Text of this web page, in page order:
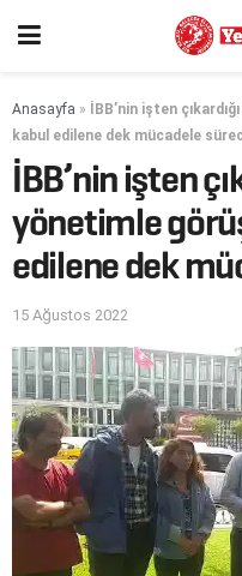
Anasayfa »
İBB’nin işten
kabul edilene dek mücadele
İBB’nin işten
yönetimle
edilene dek
15 Ağustos 2022